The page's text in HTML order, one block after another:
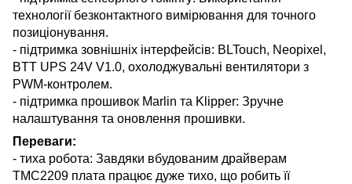
технології безконтактного вимірювання для точного
позиціонування.
- підтримка зовнішніх інтерфейсів: BLTouch, Neopixel,
BTT UPS 24V V1.0, охолоджувальні вентилятори з
PWM-контролем.
- підтримка прошивок Marlin та Klipper: Зручне
налаштування та оновлення прошивки.
Переваги:
- тиха робота: Завдяки вбудованим драйверам
TMC2209 плата працює дуже тихо, що робить її